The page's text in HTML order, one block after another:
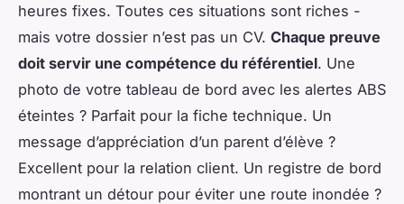
heures fixes. Toutes ces situations sont riches -
mais votre dossier n’est pas un CV. Chaque preuve
doit servir une compétence du référentiel. Une
photo de votre tableau de bord avec les alertes ABS
éteintes ? Parfait pour la fiche technique. Un
message d’appréciation d’un parent d’élève ?
Excellent pour la relation client. Un registre de bord
montrant un détour pour éviter une route inondée ?